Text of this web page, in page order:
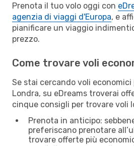
Prenota il tuo volo oggi con
agenzia di viaggi d'Europa, e
pianificare un viaggio
prezzo.
Come trovare voli
Se stai cercando voli economici
Londra, su eDreams troverai
cinque consigli per trovare voli
Prenota in anticipo:
preferiscano prenotare
trovare offerte più